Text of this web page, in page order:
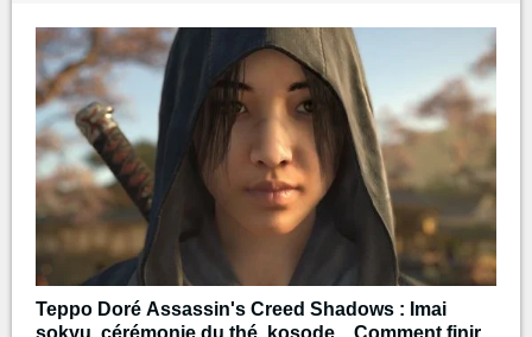
Teppo Doré Assassin's Creed Shadows : Imai
sokyu, cérémonie du thé, kosode... Comment finir